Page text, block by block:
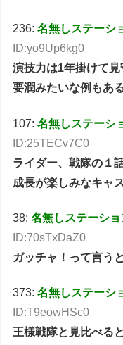
236:名無しステーシ
ID:yo9Up6kg0
演技力は1年掛けて
要潤みたいな例もあ
107:名無しステーシ
ID:25TECv7C0
ライダー、戦隊の１
成長が楽しみなキャ
38:名無しステーショ
ID:70sTxDaZ0
ガッチャ！って言う
373:名無しステーシ
ID:T9eowHSc0
王様戦隊と見比べると